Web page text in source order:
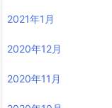
2021年1月
2020年12月
2020年11月